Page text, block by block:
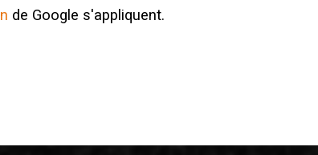
de Google s'appliquent.